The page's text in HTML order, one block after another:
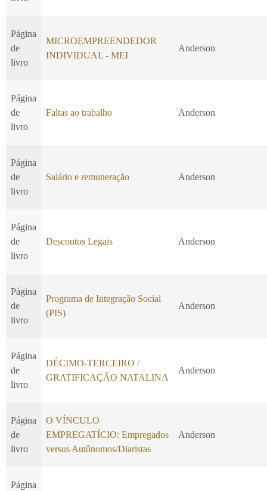
Página
de
livro
MICROEMPREENDEDOR
INDIVIDUAL - MEI
Anderson
Página
de
livro
Faltas ao trabalho Anderson
Página
de
livro
Salário e remuneração Anderson
Página
de
livro
Descontos Legais Anderson
Página
de
livro
Programa de Integração Social
(PIS)
Anderson
Página
de
livro
DÉCIMO-TERCEIRO /
GRATIFICAÇÃO NATALINA
Anderson
Página
de
livro
O VÍNCULO
EMPREGATÍCIO: Empregados
versus Autônomos/Diaristas
Anderson
Página